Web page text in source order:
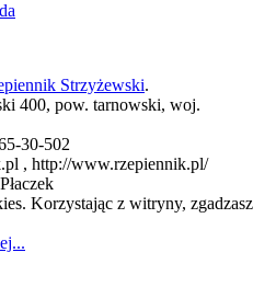
Strzyżewski.
400, pow. tarnowski, woj.
30-502
, http://www.rzepiennik.pl/
Korzystając z witryny, zgadzasz